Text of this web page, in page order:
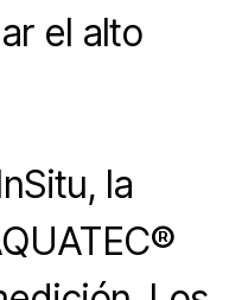
el alto
la